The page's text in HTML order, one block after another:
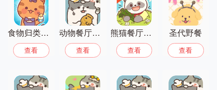
不需要长时间在线也能获取收益。不同版
本有不同的内置福利，能降低游玩门槛，
提升体验。心动的话就来下载试试看吧！
食物归类者手游
查看
动物餐厅免费版
查看
熊猫餐厅小游戏
查看
圣代野餐
查看